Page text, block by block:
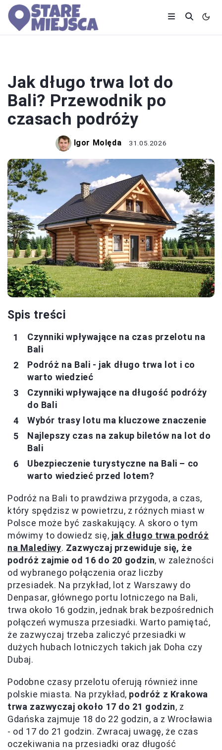
Jak długo trwa lot do
Bali? Przewodnik po
czasach podróży
Igor Molęda 31.05.2026
Spis treści
Czynniki wpływające na czas przelotu na
Bali
Podróż na Bali - jak długo trwa lot i co
warto wiedzieć
Czynniki wpływające na długość podróży
do Bali
Wybór trasy lotu ma kluczowe znaczenie
Najlepszy czas na zakup biletów na lot do
Bali
Ubezpieczenie turystyczne na Bali – co
warto wiedzieć przed lotem?
Podróż na Bali to prawdziwa przygoda, a czas,
który spędzisz w powietrzu, z różnych miast w
Polsce może być zaskakujący. A skoro o tym
mówimy to dowiedz się, jak długo trwa podróż
na Malediwy. Zazwyczaj przewiduje się, że
podróż zajmie od 16 do 20 godzin, w zależności
od wybranego połączenia oraz liczby
przesiadek. Na przykład, lot z Warszawy do
Denpasar, głównego portu lotniczego na Bali,
trwa około 16 godzin, jednak brak bezpośrednich
połączeń wymusza przesiadki. Warto pamiętać,
że zazwyczaj trzeba zaliczyć przesiadki w
dużych hubach lotniczych takich jak Doha czy
Dubaj.
Podobne czasy przelotu oferują również inne
polskie miasta. Na przykład, podróż z Krakowa
trwa zazwyczaj około 17 do 21 godzin, z
Gdańska zajmuje 18 do 22 godzin, a z Wrocławia
- od 17 do 21 godzin. Zwracaj uwagę, że czas
oczekiwania na przesiadki oraz długość